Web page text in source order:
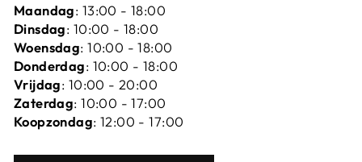
Maandag: 13:00 - 18:00
Dinsdag: 10:00 - 18:00
Woensdag: 10:00 - 18:00
Donderdag: 10:00 - 18:00
Vrijdag: 10:00 - 20:00
Zaterdag: 10:00 - 17:00
Koopzondag: 12:00 - 17:00